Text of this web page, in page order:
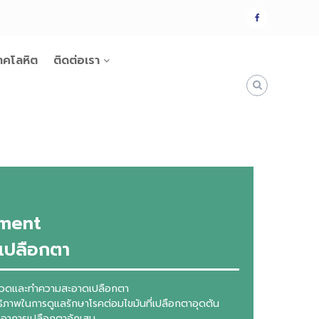
แฟน
คโลหิต ติดต่อเรา
ปลือกตา
และทำความสะอาดเปลือกตา
าพในการดูแลรักษาโรคต่อมไขมันที่เปลือกตาอุดตัน